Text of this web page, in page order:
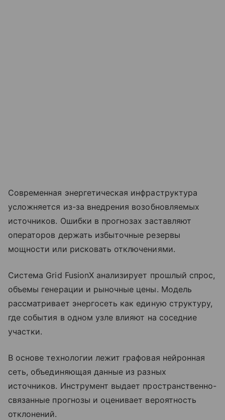
Современная энергетическая инфраструктура
усложняется из-за внедрения возобновляемых
источников. Ошибки в прогнозах заставляют
операторов держать избыточные резервы
мощности или рисковать отключениями.
Система Grid FusionX анализирует прошлый спрос,
объемы генерации и рыночные цены. Модель
рассматривает энергосеть как единую структуру,
где события в одном узле влияют на соседние
участки.
В основе технологии лежит графовая нейронная
сеть, объединяющая данные из разных
источников. Инструмент выдает пространственно-
связанные прогнозы и оценивает вероятность
отклонений.